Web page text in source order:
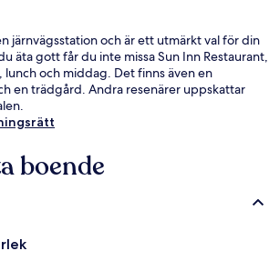
järnvägsstation och är ett utmärkt val för din
äta gott får du inte missa Sun Inn Restaurant,
lunch och middag. Det finns även en
en trädgård. Andra resenärer uppskattar
boende